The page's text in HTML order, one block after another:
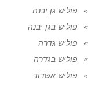
פוליש גן יבנה
פוליש בגן יבנה
פוליש גדרה
פוליש בגדרה
פוליש אשדוד